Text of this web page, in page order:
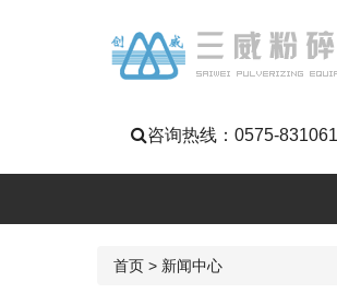
咨询热线： 0575-
首页 > 新闻中心